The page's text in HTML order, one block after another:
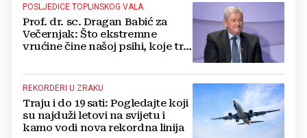
POSLJEDICE TOPLINSKOG VALA
Prof. dr. sc. Dragan Babić za
Večernjak: Što ekstremne
vrućine čine našoj psihi, koje tri
boriti...
REKORDERI U ZRAKU
Traju i do 19 sati: Pogledajte koji
su najduži letovi na svijetu i
kamo vodi nova rekordna linija